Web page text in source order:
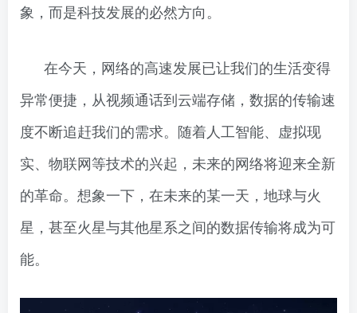
象，而是科技发展的必然方向。
在今天，网络的高速发展已让我们的生活变得
异常便捷，从视频通话到云端存储，数据的传输速
度不断追赶我们的需求。随着人工智能、虚拟现
实、物联网等技术的兴起，未来的网络将迎来全新
的革命。想象一下，在未来的某一天，地球与火
星，甚至火星与其他星系之间的数据传输将成为可
能。